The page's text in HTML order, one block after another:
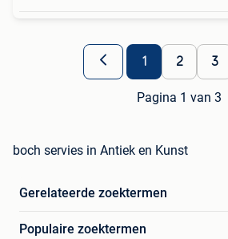
1 2 3
Pagina 1 van 3
boch servies in Antiek en Kunst
Gerelateerde zoektermen
Populaire zoektermen